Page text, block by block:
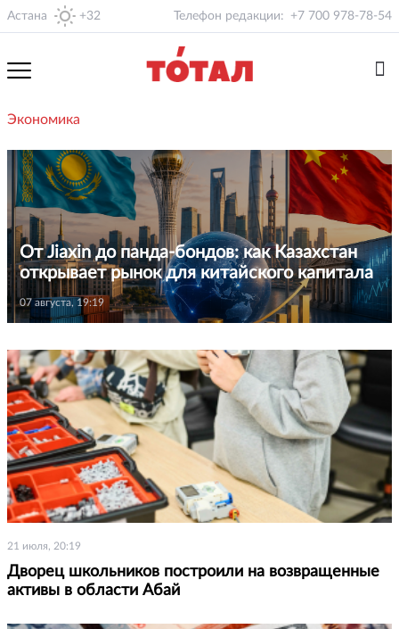
Астана +32 Телефон редакции: +7 700 978-78-54
Экономика
От Jiaxin до панда-бондов: как Казахстан
открывает рынок для китайского капитала
07 августа, 19:19
21 июля, 20:19
Дворец школьников построили на возвращенные
активы в области Абай